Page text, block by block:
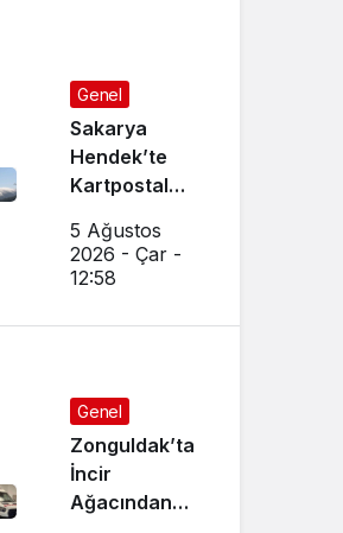
Genel
Sakarya
Hendek’te
Kartpostal
Büyüledi
5 Ağustos
2026 - Çar -
12:58
Genel
Zonguldak’ta
İncir
Ağacından